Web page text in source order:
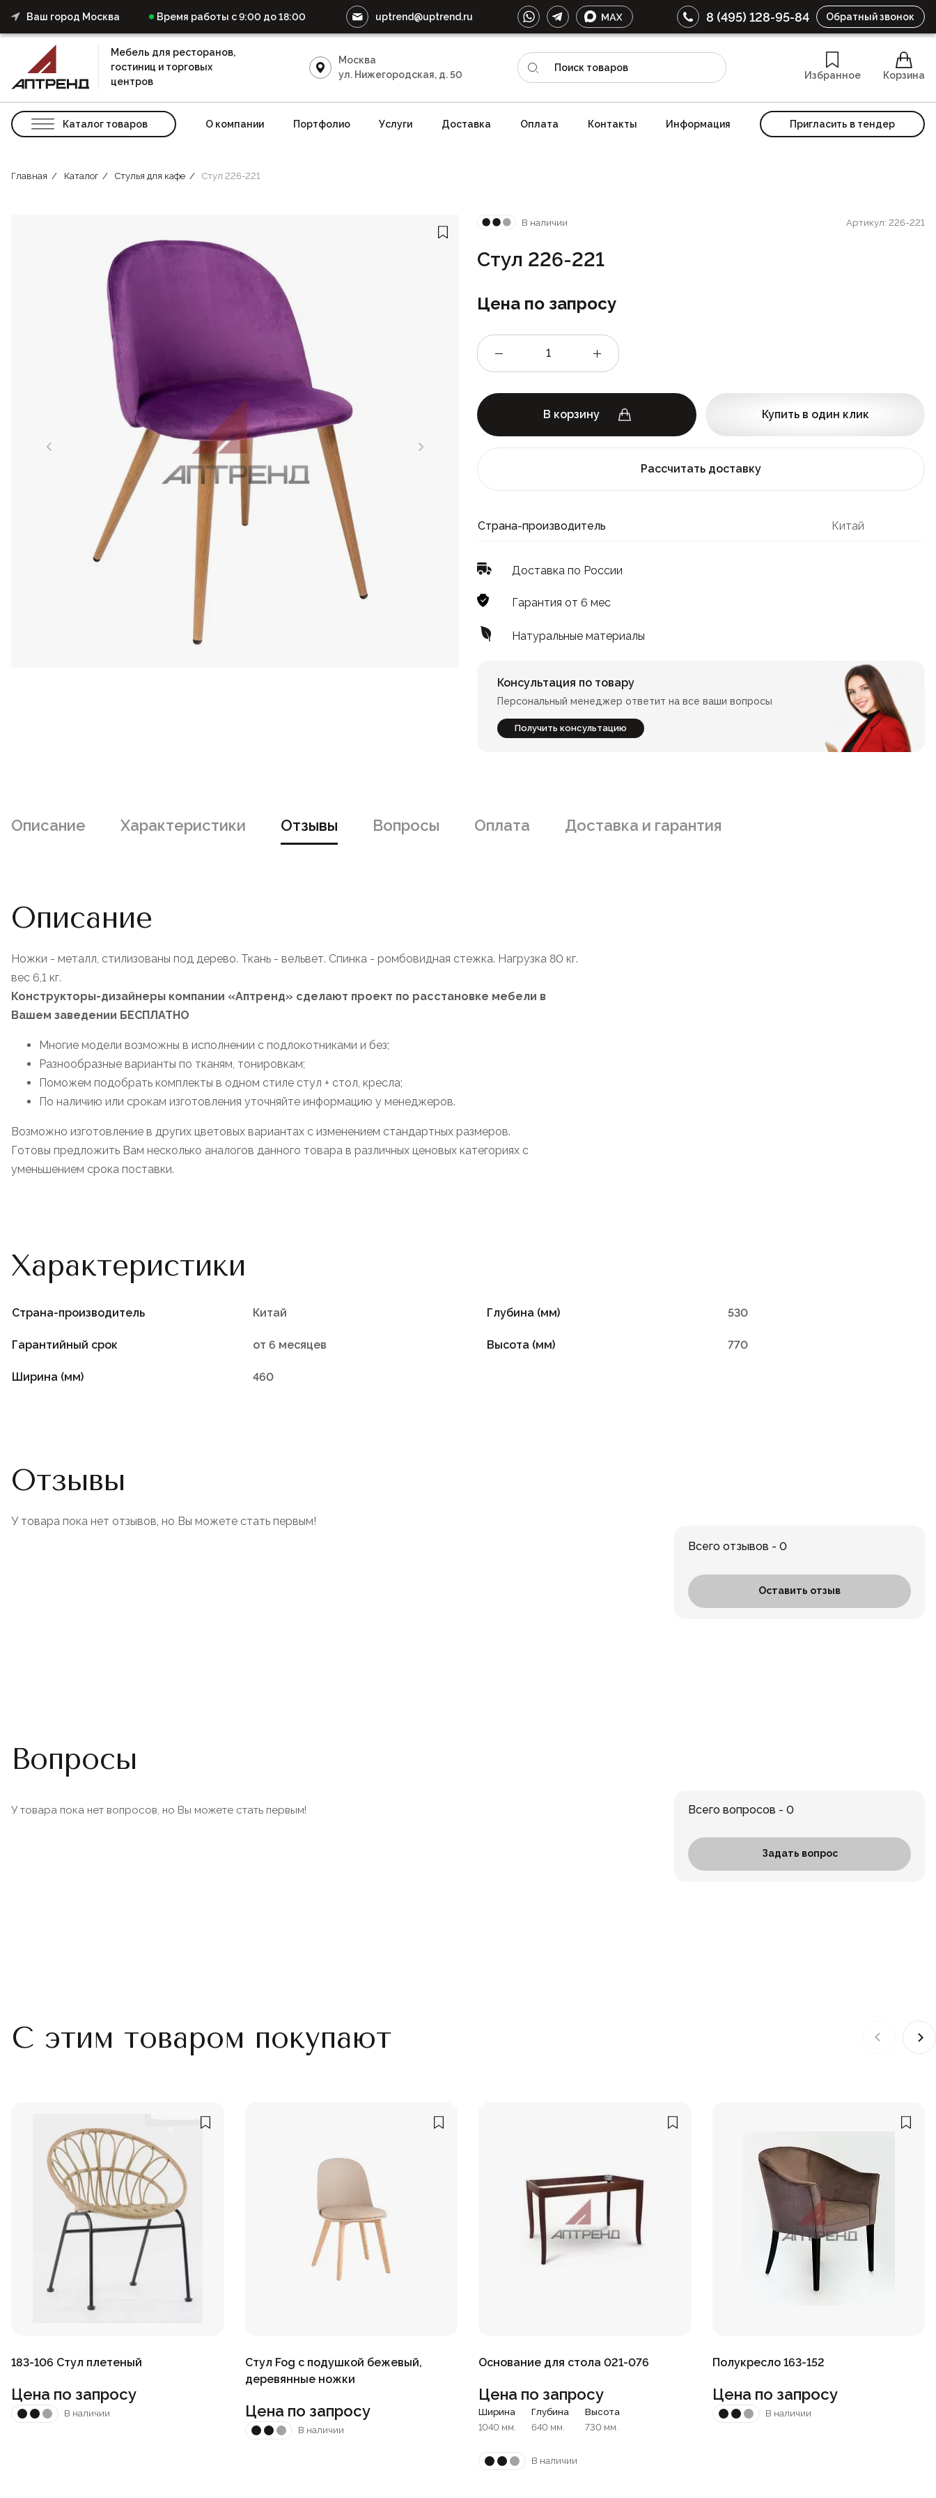
Ваш город Москва Время работы с 9:00 до 18:00 uptrend@uptrend.ru 8 (495) 128-95-84 Обратный звонок
Мебель для ресторанов,
гостиниц и торговых
центров
Москва
ул. Нижегородская, д. 50
Избранное Корзина
Каталог товаров О компании Портфолио Услуги Доставка Оплата Контакты Информация Пригласить в тендер
Главная Каталог Стулья для кафе Стул 226-221
В наличии Артикул: 226-221
Стул 226-221
Цена по запросу
В корзину Купить в один клик
Рассчитать доставку
Страна-производитель Китай
Доставка по России
Гарантия от 6 мес
Натуральные материалы
Консультация по товару
Персональный менеджер ответит на все ваши вопросы
Получить консультацию
Описание Характеристики Отзывы Вопросы Оплата Доставка и гарантия
Описание
Ножки - металл, стилизованы под дерево. Ткань - вельвет. Спинка - ромбовидная стежка. Нагрузка 80 кг.
вес 6,1 кг.
Конструкторы-дизайнеры компании «Аптренд» сделают проект по расстановке мебели в
Вашем заведении БЕСПЛАТНО
Многие модели возможны в исполнении с подлокотниками и без;
Разнообразные варианты по тканям, тонировкам;
Поможем подобрать комплекты в одном стиле стул + стол, кресла;
По наличию или срокам изготовления уточняйте информацию у менеджеров.
Возможно изготовление в других цветовых вариантах с изменением стандартных размеров.
Готовы предложить Вам несколько аналогов данного товара в различных ценовых категориях с
уменьшением срока поставки.
Характеристики
Страна-производитель Китай
Гарантийный срок от 6 месяцев
Ширина (мм) 460
Глубина (мм) 530
Высота (мм) 770
Отзывы
Всего отзывов - 0
Оставить отзыв
У товара пока нет отзывов, но Вы можете стать первым!
Вопросы
Всего вопросов - 0
Задать вопрос
У товара пока нет вопросов, но Вы можете стать первым!
С этим товаром покупают
183-106 Стул плетеный
Цена по запросу
В наличии
Стул Fog с подушкой бежевый,
деревянные ножки
Цена по запросу
В наличии
Основание для стола 021-076
Цена по запросу
Ширина
1040 мм.
Глубина
640 мм.
Высота
730 мм.
В наличии
Полукресло 163-152
Цена по запросу
В наличии